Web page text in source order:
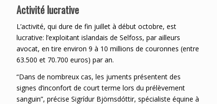
Activité lucrative
L’activité, qui dure de fin juillet à début octobre, est
lucrative: l’exploitant islandais de Selfoss, par ailleurs
avocat, en tire environ 9 à 10 millions de couronnes (entre
63.500 et 70.700 euros) par an.
“Dans de nombreux cas, les juments présentent des
signes d’inconfort de court terme lors du prélèvement
sanguin”, précise Sigrídur Björnsdóttir, spécialiste équine à